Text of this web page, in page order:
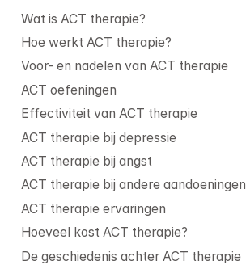
Wat is ACT therapie?
Hoe werkt ACT therapie?
Voor- en nadelen van ACT therapie
ACT oefeningen
Effectiviteit van ACT therapie
ACT therapie bij depressie
ACT therapie bij angst
ACT therapie bij andere aandoeningen
ACT therapie ervaringen
Hoeveel kost ACT therapie?
De geschiedenis achter ACT therapie